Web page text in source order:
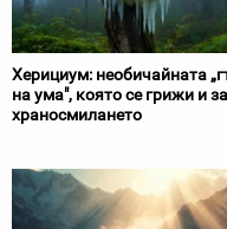
Херициум: необичайната
на ума", която се грижи и за
храносмилането